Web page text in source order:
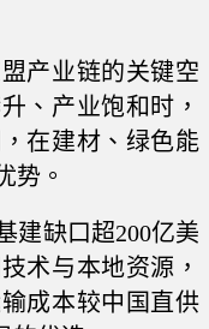
产业链的关键空
、产业饱和时，
在建材、绿色能
势。
建缺口超200亿美
术与本地资源，
成本较中国直供